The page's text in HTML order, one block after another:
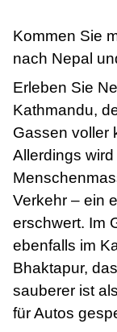
Kommen Sie
nach Nepal
Erleben Sie
Kathmandu,
Gassen voller
Allerdings
Verkehr – ein
erschwert. Im
ebenfalls im
Bhaktapur,
sauberer ist
für Autos